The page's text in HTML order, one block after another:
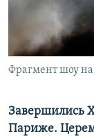
УКРАИНСКАЯ
Все сайты
Фрагмент шоу
Завершились
Париже.